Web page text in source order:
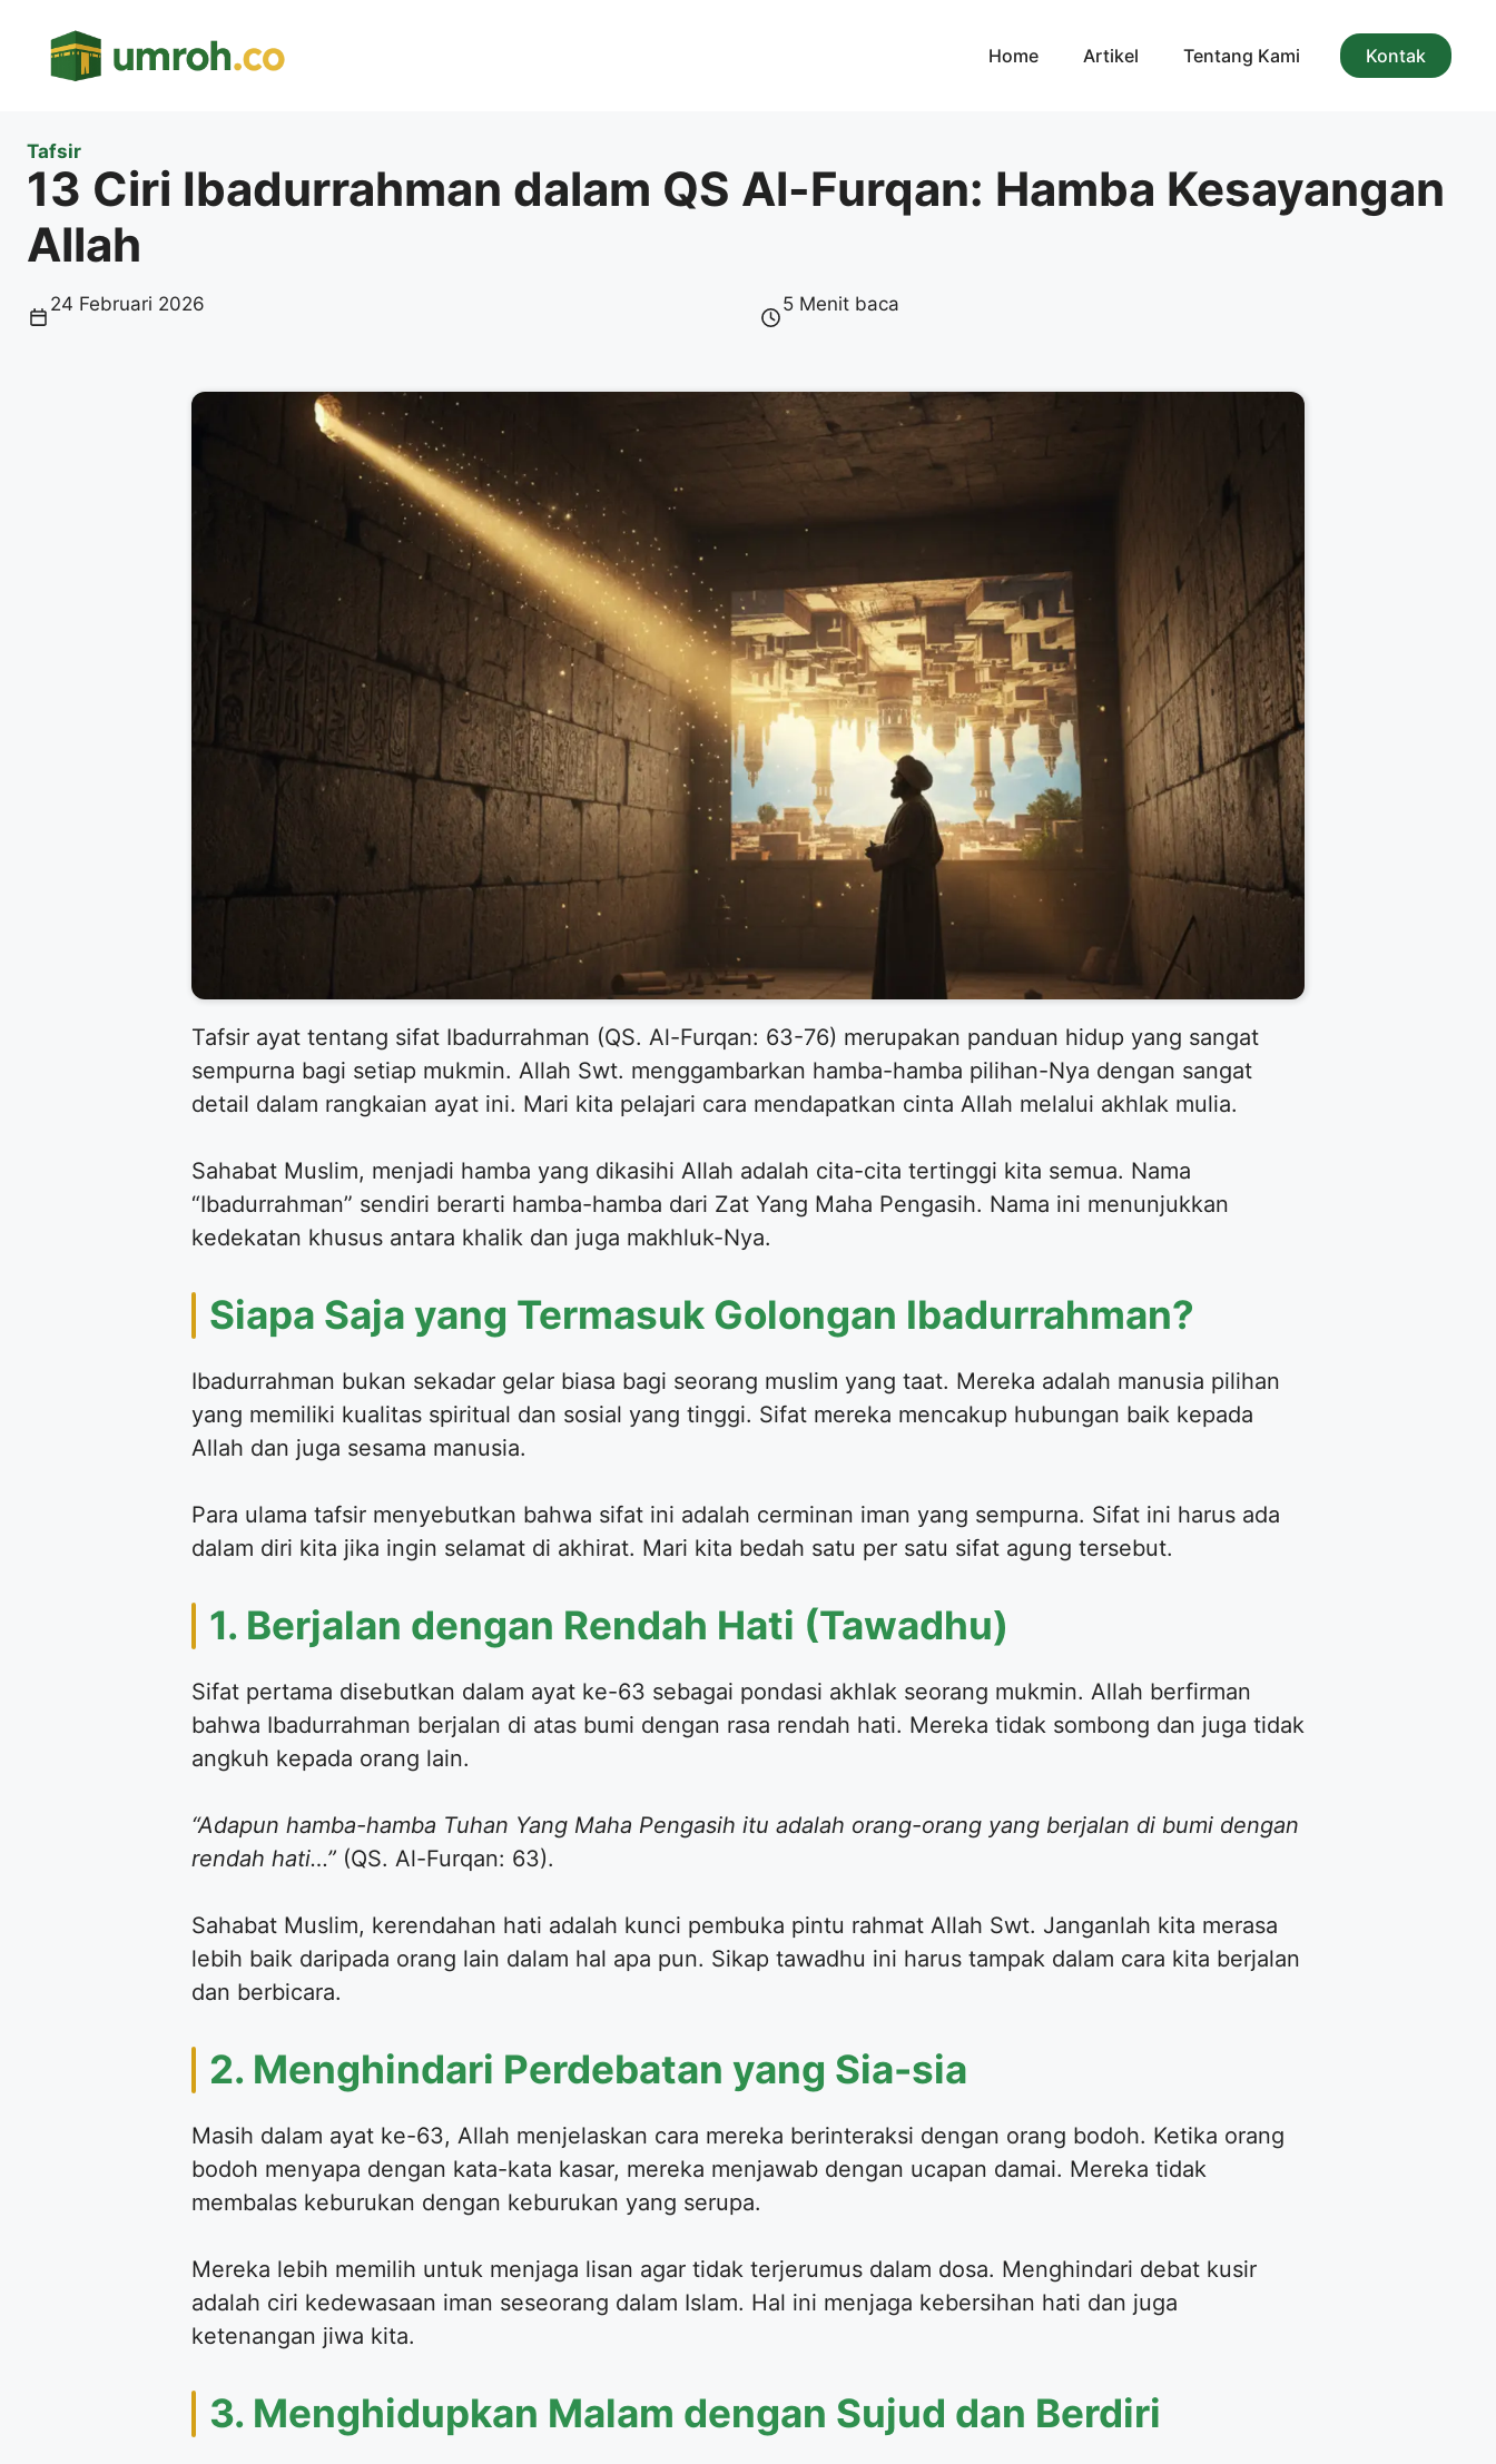
Home Artikel Tentang Kami Kontak
Tafsir
13 Ciri Ibadurrahman dalam QS Al-Furqan: Hamba Kesayangan
Allah
24 Februari 2026 5 Menit baca
Tafsir ayat tentang sifat Ibadurrahman (QS. Al-Furqan: 63-76) merupakan panduan hidup yang sangat
sempurna bagi setiap mukmin. Allah Swt. menggambarkan hamba-hamba pilihan-Nya dengan sangat
detail dalam rangkaian ayat ini. Mari kita pelajari cara mendapatkan cinta Allah melalui akhlak mulia.
Sahabat Muslim, menjadi hamba yang dikasihi Allah adalah cita-cita tertinggi kita semua. Nama
“Ibadurrahman” sendiri berarti hamba-hamba dari Zat Yang Maha Pengasih. Nama ini menunjukkan
kedekatan khusus antara khalik dan juga makhluk-Nya.
Siapa Saja yang Termasuk Golongan Ibadurrahman?
Ibadurrahman bukan sekadar gelar biasa bagi seorang muslim yang taat. Mereka adalah manusia pilihan
yang memiliki kualitas spiritual dan sosial yang tinggi. Sifat mereka mencakup hubungan baik kepada
Allah dan juga sesama manusia.
Para ulama tafsir menyebutkan bahwa sifat ini adalah cerminan iman yang sempurna. Sifat ini harus ada
dalam diri kita jika ingin selamat di akhirat. Mari kita bedah satu per satu sifat agung tersebut.
1. Berjalan dengan Rendah Hati (Tawadhu)
Sifat pertama disebutkan dalam ayat ke-63 sebagai pondasi akhlak seorang mukmin. Allah berfirman
bahwa Ibadurrahman berjalan di atas bumi dengan rasa rendah hati. Mereka tidak sombong dan juga tidak
angkuh kepada orang lain.
“Adapun hamba-hamba Tuhan Yang Maha Pengasih itu adalah orang-orang yang berjalan di bumi dengan
rendah hati…” (QS. Al-Furqan: 63).
Sahabat Muslim, kerendahan hati adalah kunci pembuka pintu rahmat Allah Swt. Janganlah kita merasa
lebih baik daripada orang lain dalam hal apa pun. Sikap tawadhu ini harus tampak dalam cara kita berjalan
dan berbicara.
2. Menghindari Perdebatan yang Sia-sia
Masih dalam ayat ke-63, Allah menjelaskan cara mereka berinteraksi dengan orang bodoh. Ketika orang
bodoh menyapa dengan kata-kata kasar, mereka menjawab dengan ucapan damai. Mereka tidak
membalas keburukan dengan keburukan yang serupa.
Mereka lebih memilih untuk menjaga lisan agar tidak terjerumus dalam dosa. Menghindari debat kusir
adalah ciri kedewasaan iman seseorang dalam Islam. Hal ini menjaga kebersihan hati dan juga
ketenangan jiwa kita.
3. Menghidupkan Malam dengan Sujud dan Berdiri